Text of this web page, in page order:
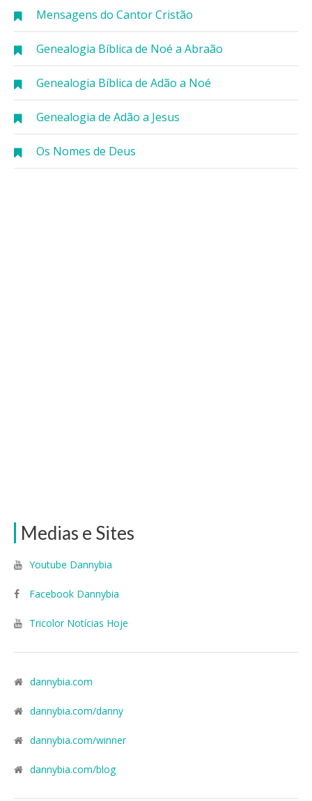
Mensagens do Cantor Cristão
Genealogia Bíblica de Noé a Abraão
Genealogia Bíblica de Adão a Noé
Genealogia de Adão a Jesus
Os Nomes de Deus
Medias e Sites
Youtube Dannybia
Facebook Dannybia
Tricolor Notícias Hoje
dannybia.com
dannybia.com/danny
dannybia.com/winner
dannybia.com/blog